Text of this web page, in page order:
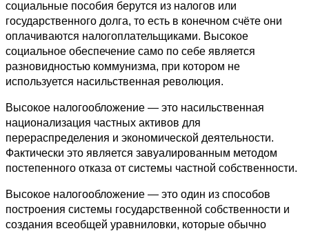
социальные пособия берутся из налогов или
государственного долга, то есть в конечном счёте они
оплачиваются налогоплательщиками. Высокое
социальное обеспечение само по себе является
разновидностью коммунизма, при котором не
используется насильственная революция.
Высокое налогообложение — это насильственная
национализация частных активов для
перераспределения и экономической деятельности.
Фактически это является завуалированным методом
постепенного отказа от системы частной собственности.
Высокое налогообложение — это один из способов
построения системы государственной собственности и
создания всеобщей уравниловки, которые обычно